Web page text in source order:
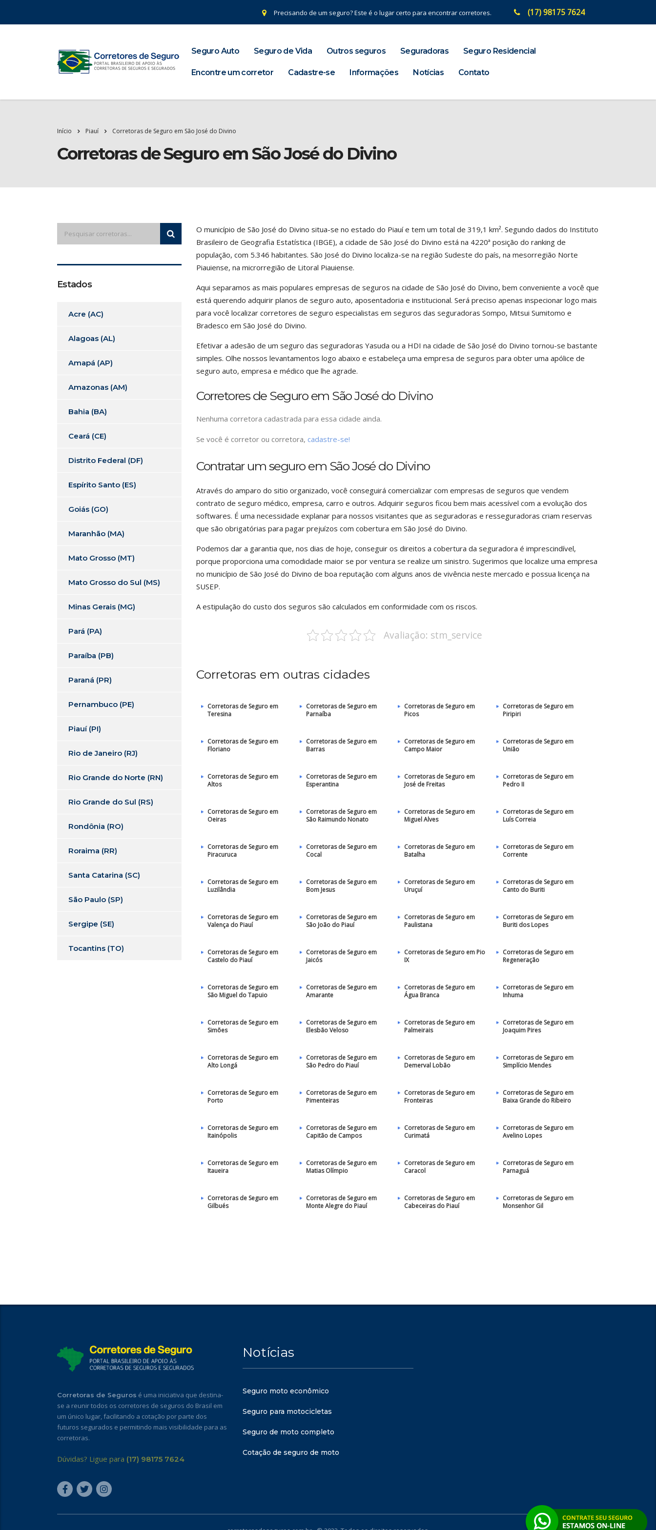
Precisando de um seguro? Este é o lugar certo para encontrar corretores. (17) 98175 7624
Seguro Auto Seguro de Vida Outros seguros Seguradoras Seguro Residencial
Encontre um corretor Cadastre-se Informações Notícias Contato
Início Piauí Corretoras de Seguro em São José do Divino
Corretoras de Seguro em São José do Divino
O município de São José do Divino situa-se no estado do Piauí e tem um total de 319,1 km². Segundo dados do Instituto
Brasileiro de Geografia Estatística (IBGE), a cidade de São José do Divino está na 4220ª posição do ranking de
população, com 5.346 habitantes. São José do Divino localiza-se na região Sudeste do país, na mesorregião Norte
Piauiense, na microrregião de Litoral Piauiense.
Aqui separamos as mais populares empresas de seguros na cidade de São José do Divino, bem conveniente a você que
está querendo adquirir planos de seguro auto, aposentadoria e institucional. Será preciso apenas inspecionar logo mais
para você localizar corretores de seguro especialistas em seguros das seguradoras Sompo, Mitsui Sumitomo e
Bradesco em São José do Divino.
Efetivar a adesão de um seguro das seguradoras Yasuda ou a HDI na cidade de São José do Divino tornou-se bastante
simples. Olhe nossos levantamentos logo abaixo e estabeleça uma empresa de seguros para obter uma apólice de
seguro auto, empresa e médico que lhe agrade.
Corretores de Seguro em São José do Divino
Nenhuma corretora cadastrada para essa cidade ainda.
Se você é corretor ou corretora, cadastre-se!
Contratar um seguro em São José do Divino
Através do amparo do sitio organizado, você conseguirá comercializar com empresas de seguros que vendem
contrato de seguro médico, empresa, carro e outros. Adquirir seguros ficou bem mais acessível com a evolução dos
softwares. É uma necessidade explanar para nossos visitantes que as seguradoras e resseguradoras criam reservas
que são obrigatórias para pagar prejuízos com cobertura em São José do Divino.
Podemos dar a garantia que, nos dias de hoje, conseguir os direitos a cobertura da seguradora é imprescindível,
porque proporciona uma comodidade maior se por ventura se realize um sinistro. Sugerimos que localize uma empresa
no município de São José do Divino de boa reputação com alguns anos de vivência neste mercado e possua licença na
SUSEP.
A estipulação do custo dos seguros são calculados em conformidade com os riscos.
Avaliação: stm_service
Corretoras em outras cidades
Corretoras de Seguro em
Teresina
Corretoras de Seguro em
Parnaíba
Corretoras de Seguro em
Picos
Corretoras de Seguro em
Piripiri
Corretoras de Seguro em
Floriano
Corretoras de Seguro em
Barras
Corretoras de Seguro em
Campo Maior
Corretoras de Seguro em
União
Corretoras de Seguro em
Altos
Corretoras de Seguro em
Esperantina
Corretoras de Seguro em
José de Freitas
Corretoras de Seguro em
Pedro II
Corretoras de Seguro em
Oeiras
Corretoras de Seguro em
São Raimundo Nonato
Corretoras de Seguro em
Miguel Alves
Corretoras de Seguro em
Luís Correia
Corretoras de Seguro em
Piracuruca
Corretoras de Seguro em
Cocal
Corretoras de Seguro em
Batalha
Corretoras de Seguro em
Corrente
Corretoras de Seguro em
Luzilândia
Corretoras de Seguro em
Bom Jesus
Corretoras de Seguro em
Uruçuí
Corretoras de Seguro em
Canto do Buriti
Corretoras de Seguro em
Valença do Piauí
Corretoras de Seguro em
São João do Piauí
Corretoras de Seguro em
Paulistana
Corretoras de Seguro em
Buriti dos Lopes
Corretoras de Seguro em
Castelo do Piauí
Corretoras de Seguro em
Jaicós
Corretoras de Seguro em Pio
IX
Corretoras de Seguro em
Regeneração
Corretoras de Seguro em
São Miguel do Tapuio
Corretoras de Seguro em
Amarante
Corretoras de Seguro em
Água Branca
Corretoras de Seguro em
Inhuma
Corretoras de Seguro em
Simões
Corretoras de Seguro em
Elesbão Veloso
Corretoras de Seguro em
Palmeirais
Corretoras de Seguro em
Joaquim Pires
Corretoras de Seguro em
Alto Longá
Corretoras de Seguro em
São Pedro do Piauí
Corretoras de Seguro em
Demerval Lobão
Corretoras de Seguro em
Simplício Mendes
Corretoras de Seguro em
Porto
Corretoras de Seguro em
Pimenteiras
Corretoras de Seguro em
Fronteiras
Corretoras de Seguro em
Baixa Grande do Ribeiro
Corretoras de Seguro em
Itainópolis
Corretoras de Seguro em
Capitão de Campos
Corretoras de Seguro em
Curimatá
Corretoras de Seguro em
Avelino Lopes
Corretoras de Seguro em
Itaueira
Corretoras de Seguro em
Matias Olímpio
Corretoras de Seguro em
Caracol
Corretoras de Seguro em
Parnaguá
Corretoras de Seguro em
Gilbués
Corretoras de Seguro em
Monte Alegre do Piauí
Corretoras de Seguro em
Cabeceiras do Piauí
Corretoras de Seguro em
Monsenhor Gil
Estados
Acre (AC)
Alagoas (AL)
Amapá (AP)
Amazonas (AM)
Bahia (BA)
Ceará (CE)
Distrito Federal (DF)
Espírito Santo (ES)
Goiás (GO)
Maranhão (MA)
Mato Grosso (MT)
Mato Grosso do Sul (MS)
Minas Gerais (MG)
Pará (PA)
Paraíba (PB)
Paraná (PR)
Pernambuco (PE)
Piauí (PI)
Rio de Janeiro (RJ)
Rio Grande do Norte (RN)
Rio Grande do Sul (RS)
Rondônia (RO)
Roraima (RR)
Santa Catarina (SC)
São Paulo (SP)
Sergipe (SE)
Tocantins (TO)
Corretoras de Seguros é uma iniciativa que destina-
se a reunir todos os corretores de seguros do Brasil em
um único lugar, facilitando a cotação por parte dos
futuros segurados e permitindo mais visibilidade para as
corretoras.
Dúvidas? Ligue para (17) 98175 7624
Notícias
Seguro moto econômico
Seguro para motocicletas
Seguro de moto completo
Cotação de seguro de moto